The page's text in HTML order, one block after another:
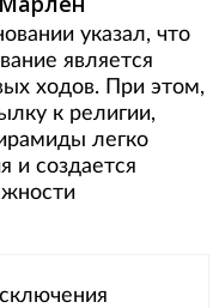
указал, что
является
ходов. При этом,
к религии,
легко
и создается